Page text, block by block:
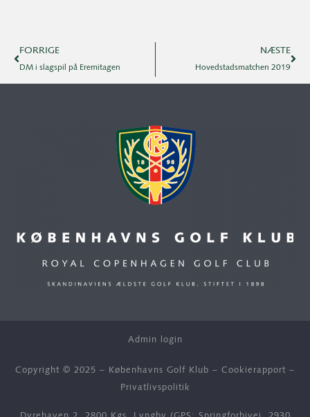
FORRIGE
DM i slagspil på Eremitagen
NÆSTE
Hovedstadsmatchen 2019
Admin login
Copyright © 2025 – Københavns Golf Klub – Cookierapport –
Privatlivspolitik